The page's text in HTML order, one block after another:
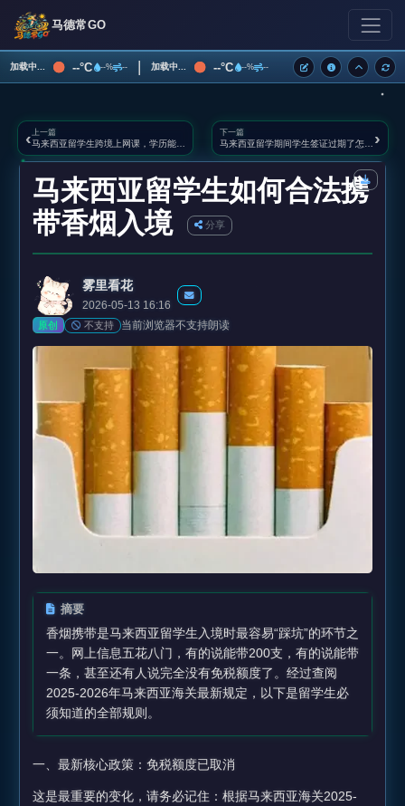
马德常GO
加载中... --°C --% -- | 加载中... --°C --% --
‹ 上一篇
马来西亚留学生跨境上网课，学历能否认证？
下一篇 ›
马来西亚留学生如何合法携
带香烟入境
分享
雾里看花
2026-05-13 16:16
原创 不支持 当前浏览器不支持朗读
摘要
香烟携带是马来西亚留学生入境时最容易“踩坑”的环节之
一。网上信息五花八门，有的说能带200支，有的说能带
一条，甚至还有人说完全没有免税额度了。经过查阅
2025-2026年马来西亚海关最新规定，以下是留学生必
须知道的全部规则。
一、最新核心政策：免税额度已取消
这是最重要的变化，请务必记住：根据马来西亚海关2025-